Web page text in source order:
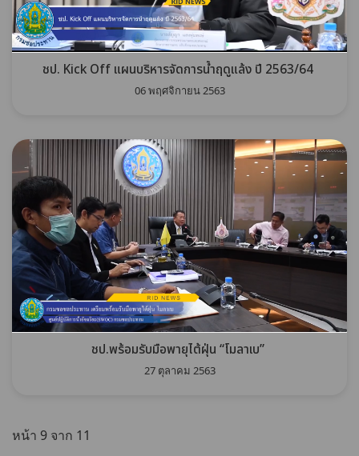
ชป. Kick Off แผนบริหารจัดการน้ำฤดูแล้ง ปี 2563/64
06 พฤศจิกายน 2563
ชป.พร้อมรับมือพายุไต้ฝุ่น “โมลาเบ”
27 ตุลาคม 2563
หน้า 9 จาก 11